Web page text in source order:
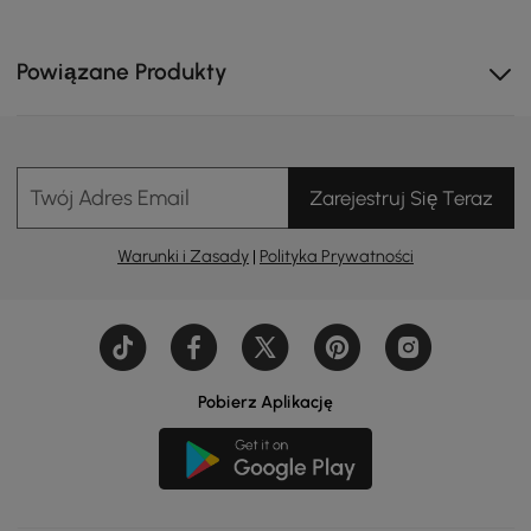
wydłużenie, elastycznie dostosowując się do przestrzeni
Powiązane Produkty
Twój Adres Email Zarejestruj Się Teraz
Warunki i Zasady | Polityka Prywatności
Pobierz Aplikację